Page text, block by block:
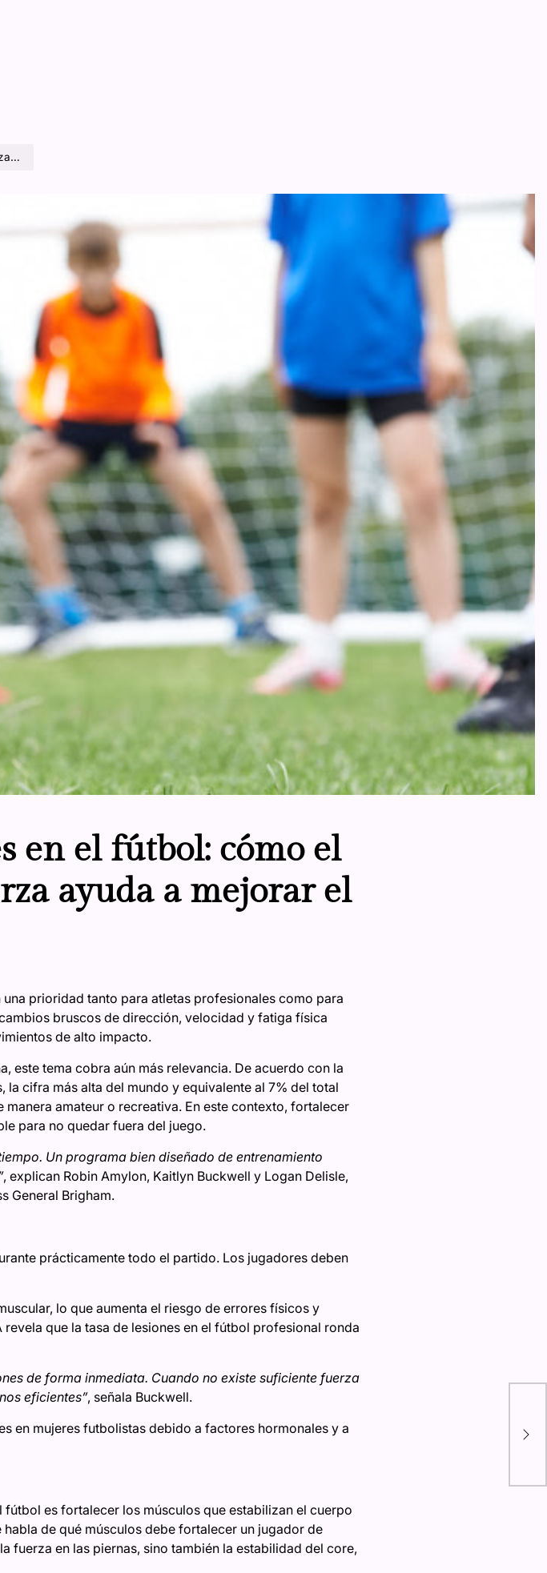
en el fútbol: cómo el
ayuda a mejorar el
prioridad tanto para atletas profesionales como para
bruscos de dirección, velocidad y fatiga física
de alto impacto.
este tema cobra aún más relevancia. De acuerdo con la
cifra más alta del mundo y equivalente al 7% del total
amateur o recreativa. En este contexto, fortalecer
para no quedar fuera del juego.
Un programa bien diseñado de entrenamiento
, explican Robin Amylon, Kaitlyn Buckwell y Logan Delisle,
General Brigham.
prácticamente todo el partido. Los jugadores deben
lo que aumenta el riesgo de errores físicos y
que la tasa de lesiones en el fútbol profesional ronda
de forma inmediata. Cuando no existe suficiente fuerza
eficientes”, señala Buckwell.
en mujeres futbolistas debido a factores hormonales y a
es fortalecer los músculos que estabilizan el cuerpo
de qué músculos debe fortalecer un jugador de
fuerza en las piernas, sino también la estabilidad del core,